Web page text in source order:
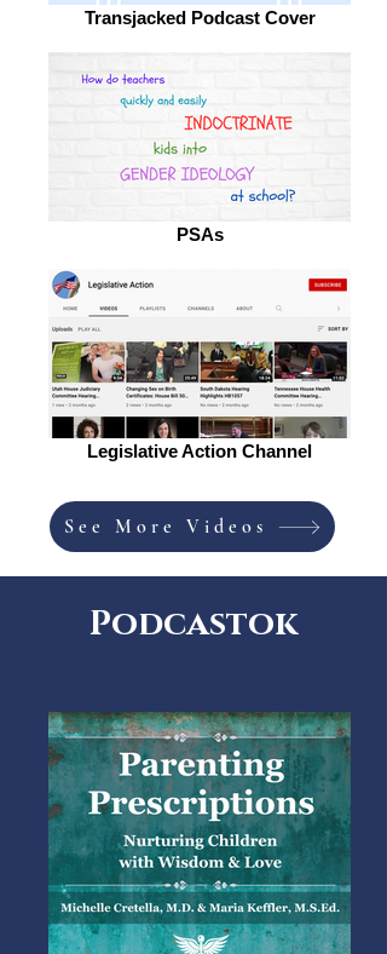
Transjacked Podcast Cover
PSAs
Legislative Action Channel
See More Videos
Podcastok